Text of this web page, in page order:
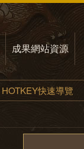
成果網站資源
HOTKEY快速導覽